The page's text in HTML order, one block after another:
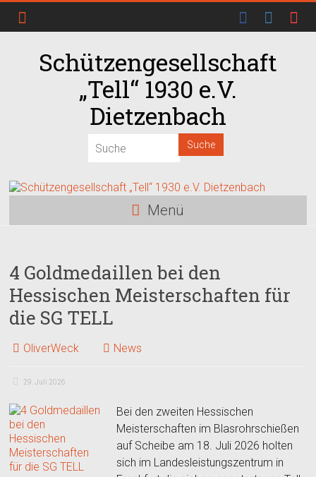
Schützengesellschaft
„Tell“ 1930 e.V.
Dietzenbach
Menü
4 Goldmedaillen bei den
Hessischen Meisterschaften für
die SG TELL
OliverWeck News
29. Juli 2026
Bei den zweiten Hessischen
Meisterschaften im Blasrohrschießen
auf Scheibe am 18. Juli 2026 holten
sich im Landesleistungszentrum in